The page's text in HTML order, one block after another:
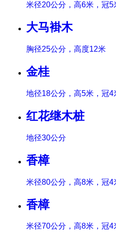
米径20公分，高6米，冠
大马褂木
胸径25公分，高度12米
金桂
地径18公分，高5米，冠
红花继木桩
地径30公分
香樟
米径80公分，高8米，冠
香樟
米径70公分，高8米，冠